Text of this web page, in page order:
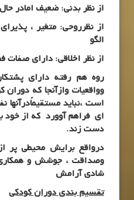
از نظر بدنی: ضعیف امادر
از نظرروحی: متغیر ،
الگو
از نظر اخلاقی: دارای صفات
روه هم رفته دارای
وواقعیات وازآنجا که
است ،نباید مستقیماًدرآنها
ای فراهم آوورد که از
دست زند.
درواقع برایش محیطی پر
وصداقت ، جوشش و همکاری
شادی آرامش
تقسیم بندی دوران کودکی